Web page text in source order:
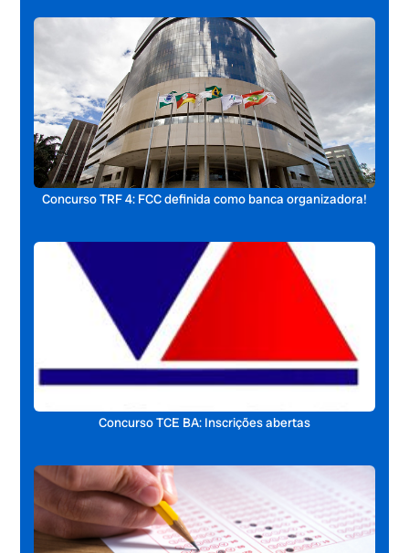
Concurso TRF 4: FCC definida como banca organizadora!
Concurso TCE BA: Inscrições abertas